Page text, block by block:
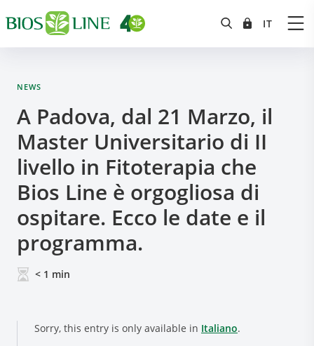
NEWS
A Padova, dal 21 Marzo, il
Master Universitario di II
livello in Fitoterapia che
Bios Line è orgogliosa di
ospitare. Ecco le date e il
programma.
< 1 min
Sorry, this entry is only available in Italiano.